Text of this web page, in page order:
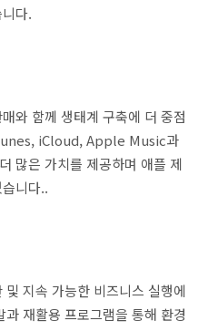
다.
와 함께 생태계 구축에 더 중점
iCloud, Apple Music과
많은 가치를 제공하며 애플 제
니다..
지속 가능한 비즈니스 실행에
재활용 프로그램을 통해 환경